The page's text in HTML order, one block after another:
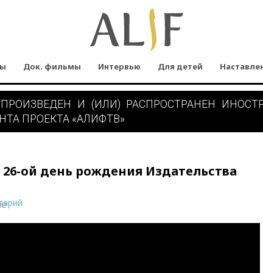
Док. фильмы Интервью Для детей
И (ИЛИ) РАСПРОСТРАНЕН
ПРОЕКТА «АЛИФТВ»
ой день рождения Издательства